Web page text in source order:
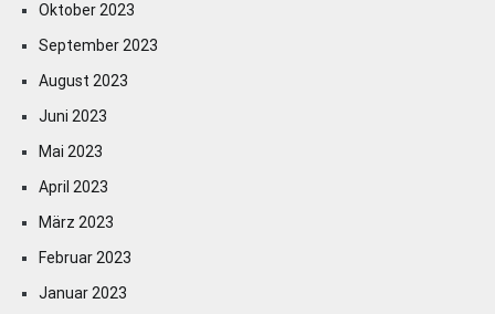
Oktober 2023
September 2023
August 2023
Juni 2023
Mai 2023
April 2023
März 2023
Februar 2023
Januar 2023